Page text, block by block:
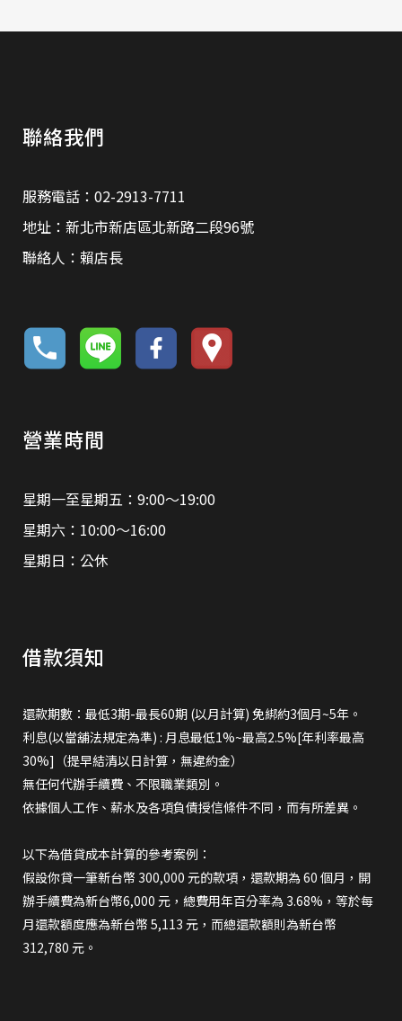
聯絡我們
服務電話：02-2913-7711
地址：新北市新店區北新路二段96號
聯絡人：賴店長
營業時間
星期一至星期五：9:00～19:00
星期六：10:00～16:00
星期日：公休
借款須知
還款期數：最低3期-最長60期 (以月計算) 免綁約3個月~5年。
利息(以當舖法規定為準) : 月息最低1%~最高2.5%[年利率最高
30%]（提早結清以日計算，無違約金）
無任何代辦手續費、不限職業類別。
依據個人工作、薪水及各項負債授信條件不同，而有所差異。
以下為借貸成本計算的參考案例：
假設你貸一筆新台幣 300,000 元的款項，還款期為 60 個月，開
辦手續費為新台幣6,000 元，總費用年百分率為 3.68%，等於每
月還款額度應為新台幣 5,113 元，而總還款額則為新台幣
312,780 元。